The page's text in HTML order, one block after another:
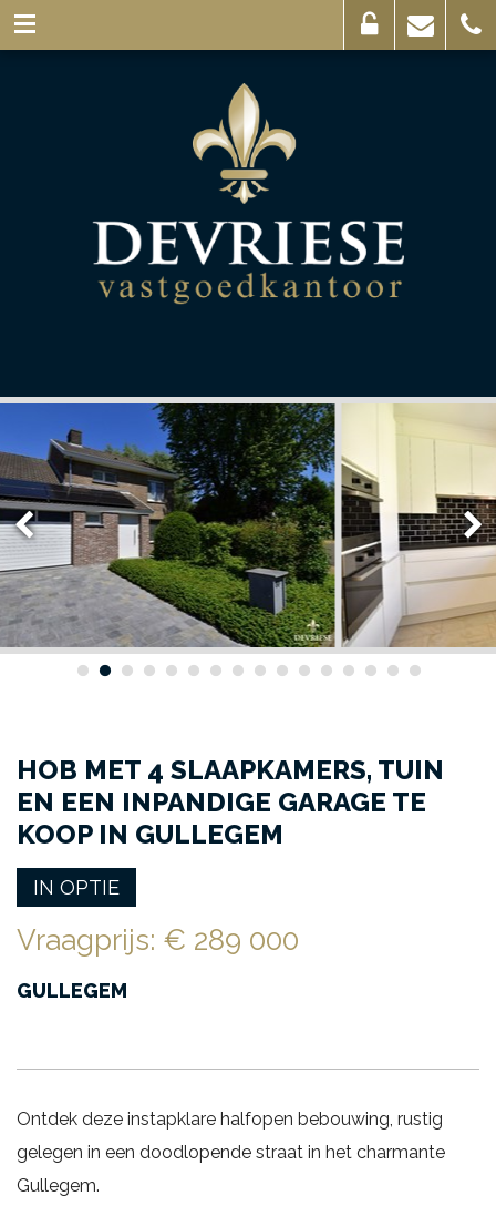
HOB MET 4 SLAAPKAMERS, TUIN
EN EEN INPANDIGE GARAGE TE
KOOP IN GULLEGEM
IN OPTIE
Vraagprijs: € 289 000
GULLEGEM
Ontdek deze instapklare halfopen bebouwing, rustig
gelegen in een doodlopende straat in het charmante
Gullegem.